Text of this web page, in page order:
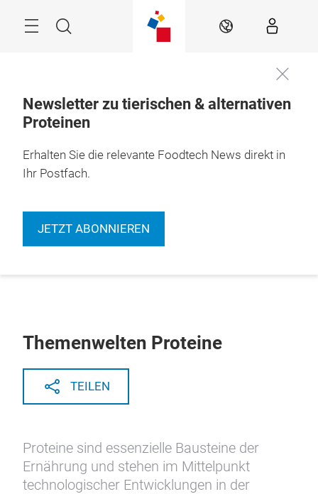
Suche DE
Newsletter zu tierischen & alternativen
Proteinen
Erhalten Sie die relevante Foodtech News direkt in
Ihr Postfach.
JETZT ABONNIEREN
Themenwelten Proteine
TEILEN
Proteine sind essenzielle Bausteine der
Ernährung und stehen im Mittelpunkt
technologischer Entwicklungen in der